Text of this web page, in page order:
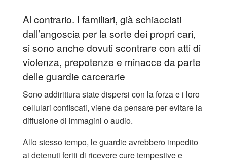
Al contrario. I familiari, già schiacciati
dall’angoscia per la sorte dei propri cari,
si sono anche dovuti scontrare con atti di
violenza, prepotenze e minacce da parte
delle guardie carcerarie
Sono addirittura state dispersi con la forza e i loro
cellulari confiscati, viene da pensare per evitare la
diffusione di immagini o audio.
Allo stesso tempo, le guardie avrebbero impedito
ai detenuti feriti di ricevere cure tempestive e